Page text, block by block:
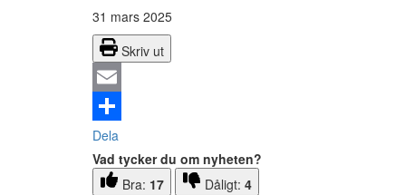
31 mars 2025
Skriv ut
Email
Dela
Vad tycker du om nyheten?
Bra: 17 Dåligt: 4